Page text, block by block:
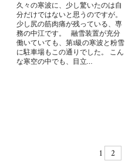
久々の寒波に、少し驚いたのは自
分だけではないと思うのですが。
少し尻の筋肉痛が残っている、専
務の中江です。 融雪装置が充分
働いていても、第1級の寒波と粉雪
に駐車場もこの通りでした。 こん
な寒空の中でも、目立…
1 2